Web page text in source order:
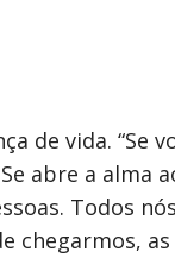
de vida. “Se
abre a alma
Todos
chegarmos, as